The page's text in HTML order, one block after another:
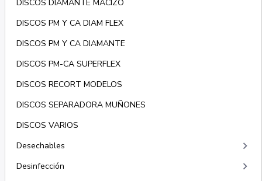
DISCOS DIAMANTE MACIZO
DISCOS PM Y CA DIAM FLEX
DISCOS PM Y CA DIAMANTE
DISCOS PM-CA SUPERFLEX
DISCOS RECORT MODELOS
DISCOS SEPARADORA MUÑONES
DISCOS VARIOS
Desechables
keyboard_arrow_right
Desinfección keyboard_arrow_right